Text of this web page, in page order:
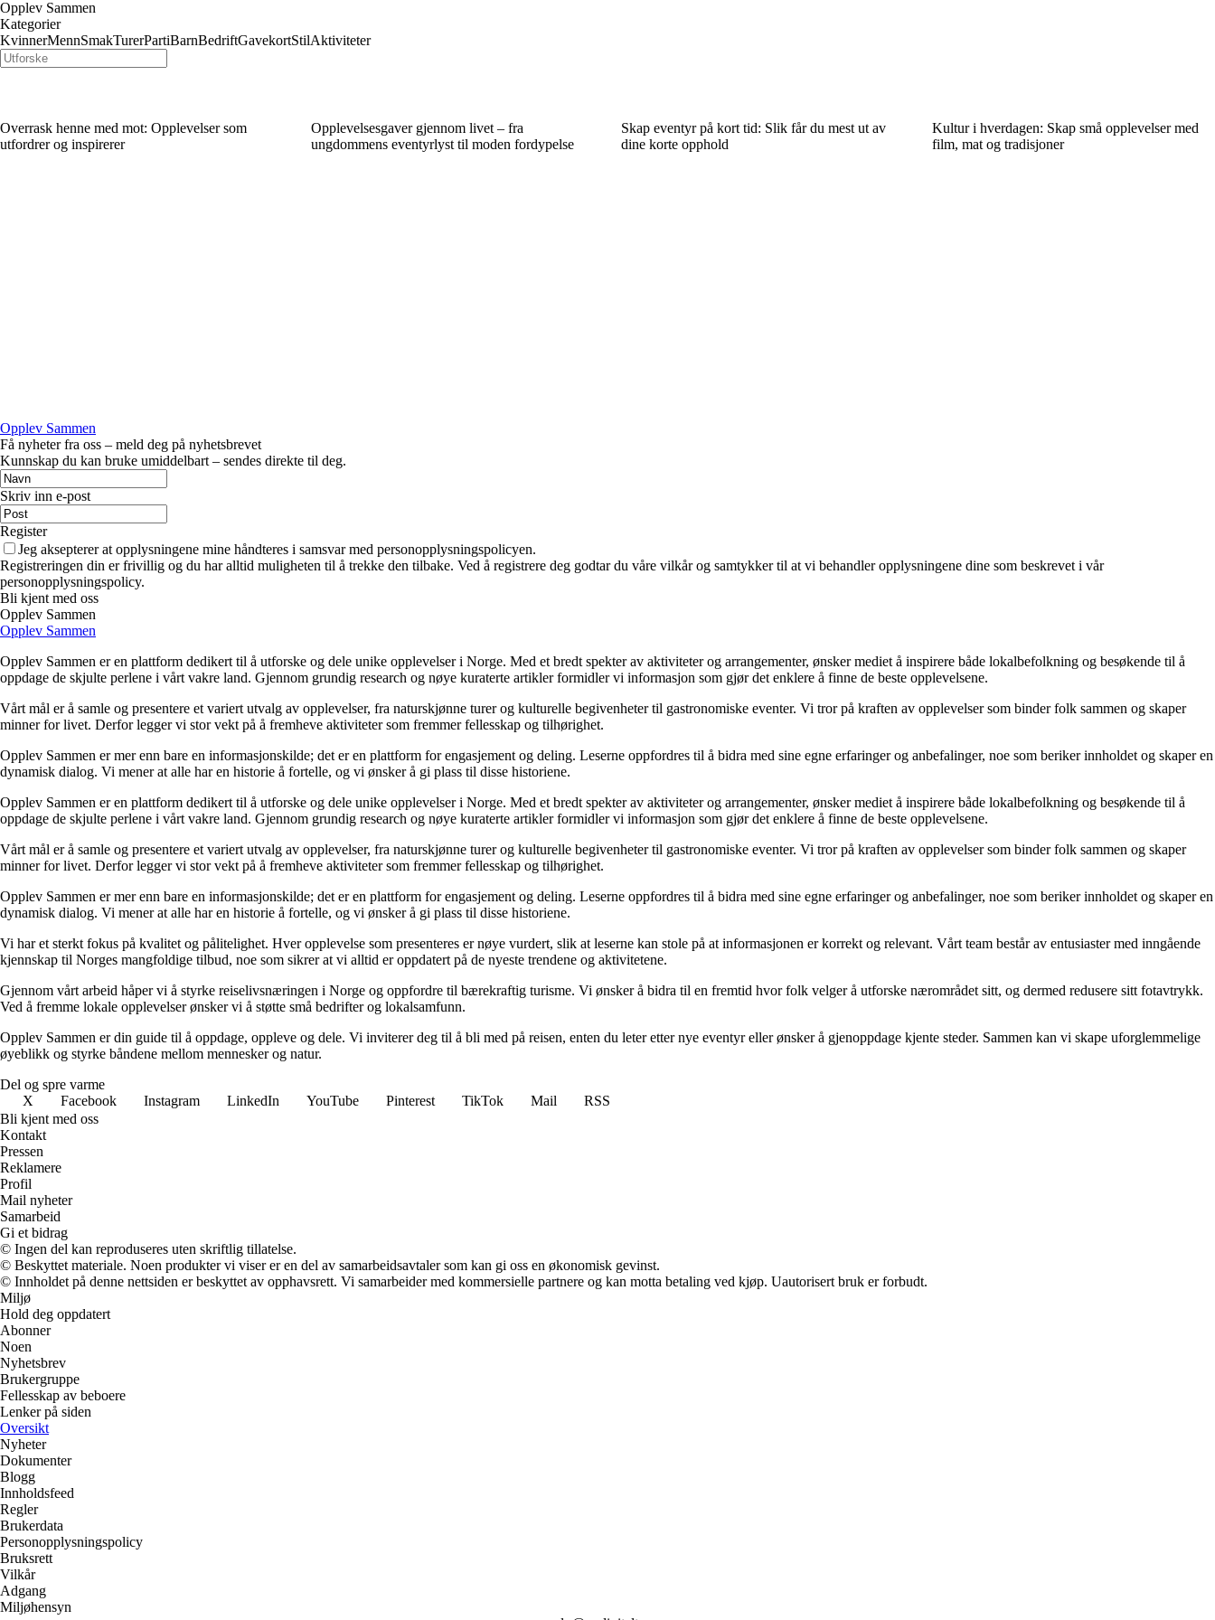
Opplev Sammen
Kategorier
KvinnerMennSmakTurerPartiBarnBedriftGavekortStilAktiviteter
Overrask henne med mot: Opplevelser som
utfordrer og inspirerer
Opplevelsesgaver gjennom livet – fra
ungdommens eventyrlyst til moden fordypelse
Skap eventyr på kort tid: Slik får du mest ut av
dine korte opphold
Kultur i hverdagen: Skap små opplevelser med
film, mat og tradisjoner
Opplev Sammen
Få nyheter fra oss – meld deg på nyhetsbrevet
Kunnskap du kan bruke umiddelbart – sendes direkte til deg.
Skriv inn e-post
Register
Jeg aksepterer at opplysningene mine håndteres i samsvar med personopplysningspolicyen.
Registreringen din er frivillig og du har alltid muligheten til å trekke den tilbake. Ved å registrere deg godtar du våre vilkår og samtykker til at vi behandler opplysningene dine som beskrevet i vår
personopplysningspolicy.
Bli kjent med oss
Opplev Sammen
Opplev Sammen
Opplev Sammen er en plattform dedikert til å utforske og dele unike opplevelser i Norge. Med et bredt spekter av aktiviteter og arrangementer, ønsker mediet å inspirere både lokalbefolkning og besøkende til å
oppdage de skjulte perlene i vårt vakre land. Gjennom grundig research og nøye kuraterte artikler formidler vi informasjon som gjør det enklere å finne de beste opplevelsene.
Vårt mål er å samle og presentere et variert utvalg av opplevelser, fra naturskjønne turer og kulturelle begivenheter til gastronomiske eventer. Vi tror på kraften av opplevelser som binder folk sammen og skaper
minner for livet. Derfor legger vi stor vekt på å fremheve aktiviteter som fremmer fellesskap og tilhørighet.
Opplev Sammen er mer enn bare en informasjonskilde; det er en plattform for engasjement og deling. Leserne oppfordres til å bidra med sine egne erfaringer og anbefalinger, noe som beriker innholdet og skaper en
dynamisk dialog. Vi mener at alle har en historie å fortelle, og vi ønsker å gi plass til disse historiene.
Opplev Sammen er en plattform dedikert til å utforske og dele unike opplevelser i Norge. Med et bredt spekter av aktiviteter og arrangementer, ønsker mediet å inspirere både lokalbefolkning og besøkende til å
oppdage de skjulte perlene i vårt vakre land. Gjennom grundig research og nøye kuraterte artikler formidler vi informasjon som gjør det enklere å finne de beste opplevelsene.
Vårt mål er å samle og presentere et variert utvalg av opplevelser, fra naturskjønne turer og kulturelle begivenheter til gastronomiske eventer. Vi tror på kraften av opplevelser som binder folk sammen og skaper
minner for livet. Derfor legger vi stor vekt på å fremheve aktiviteter som fremmer fellesskap og tilhørighet.
Opplev Sammen er mer enn bare en informasjonskilde; det er en plattform for engasjement og deling. Leserne oppfordres til å bidra med sine egne erfaringer og anbefalinger, noe som beriker innholdet og skaper en
dynamisk dialog. Vi mener at alle har en historie å fortelle, og vi ønsker å gi plass til disse historiene.
Vi har et sterkt fokus på kvalitet og pålitelighet. Hver opplevelse som presenteres er nøye vurdert, slik at leserne kan stole på at informasjonen er korrekt og relevant. Vårt team består av entusiaster med inngående
kjennskap til Norges mangfoldige tilbud, noe som sikrer at vi alltid er oppdatert på de nyeste trendene og aktivitetene.
Gjennom vårt arbeid håper vi å styrke reiselivsnæringen i Norge og oppfordre til bærekraftig turisme. Vi ønsker å bidra til en fremtid hvor folk velger å utforske nærområdet sitt, og dermed redusere sitt fotavtrykk.
Ved å fremme lokale opplevelser ønsker vi å støtte små bedrifter og lokalsamfunn.
Opplev Sammen er din guide til å oppdage, oppleve og dele. Vi inviterer deg til å bli med på reisen, enten du leter etter nye eventyr eller ønsker å gjenoppdage kjente steder. Sammen kan vi skape uforglemmelige
øyeblikk og styrke båndene mellom mennesker og natur.
Del og spre varme
X
Facebook Instagram LinkedIn YouTube Pinterest TikTok Mail
RSS
Bli kjent med oss
Kontakt
Pressen
Reklamere
Profil
Mail nyheter
Samarbeid
Gi et bidrag
© Ingen del kan reproduseres uten skriftlig tillatelse.
© Beskyttet materiale. Noen produkter vi viser er en del av samarbeidsavtaler som kan gi oss en økonomisk gevinst.
© Innholdet på denne nettsiden er beskyttet av opphavsrett. Vi samarbeider med kommersielle partnere og kan motta betaling ved kjøp. Uautorisert bruk er forbudt.
Miljø
Hold deg oppdatert
Abonner
Noen
Nyhetsbrev
Brukergruppe
Fellesskap av beboere
Lenker på siden
Oversikt
Nyheter
Dokumenter
Blogg
Innholdsfeed
Regler
Brukerdata
Personopplysningspolicy
Bruksrett
Vilkår
Adgang
Miljøhensyn